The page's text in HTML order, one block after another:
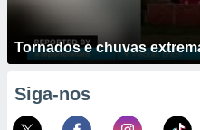
Tornados e chuvas
Siga-nos